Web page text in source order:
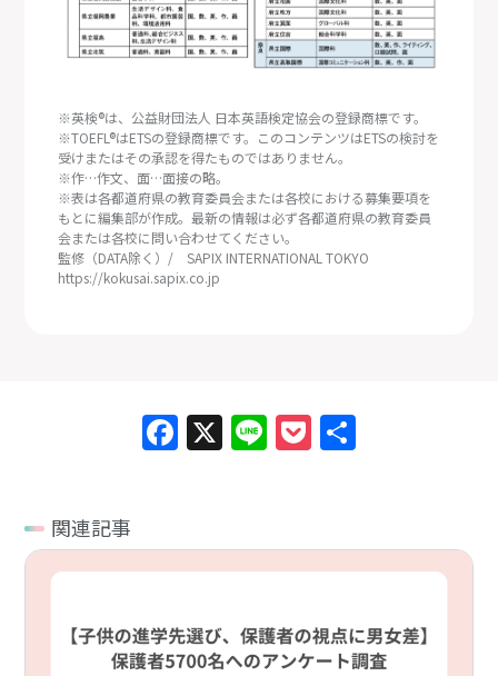
※英検®は、公益財団法人 日本英語検定協会の登録商標です。
※TOEFL®はETSの登録商標です。このコンテンツはETSの検討を
受けまたはその承認を得たものではありません。
※作…作文、面…面接の略。
※表は各都道府県の教育委員会または各校における募集要項を
もとに編集部が作成。最新の情報は必ず各都道府県の教育委員
会または各校に問い合わせてください。
監修（DATA除く）/ SAPIX INTERNATIONAL TOKYO
https://kokusai.sapix.co.jp
Facebook
X LinePocket
関連記事